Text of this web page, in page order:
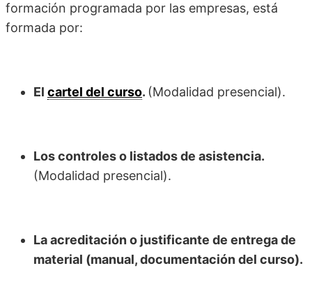
formación programada por las empresas, está
formada por:
El cartel del curso. (Modalidad presencial).
Los controles o listados de asistencia.
(Modalidad presencial).
La acreditación o justificante de entrega de
material (manual, documentación del curso).